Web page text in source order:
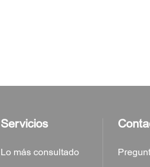
Servicios
Lo más consultado